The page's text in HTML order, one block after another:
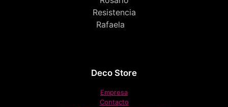
Resistencia
Rafaela
Deco Store
Empresa
Contacto